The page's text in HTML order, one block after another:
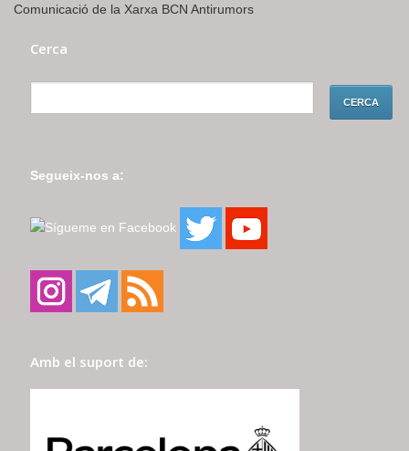
Comunicació de la Xarxa BCN Antirumors
Cerca
Segueix-nos a:
Amb el suport de: